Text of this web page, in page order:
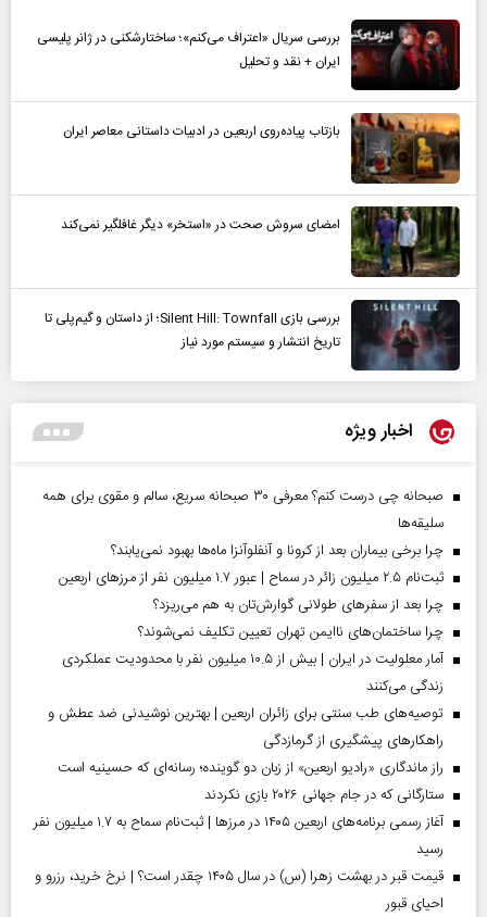
بررسی سریال «اعتراف می‌کنم»؛ ساختارشکنی در ژانر پلیسی
ایران + نقد و تحلیل
بازتاب پیاده‌روی اربعین در ادبیات داستانی معاصر ایران
امضای سروش صحت در «استخر» دیگر غافلگیر نمی‌کند
بررسی بازی Silent Hill: Townfall؛ از داستان و گیم‌پلی تا
تاریخ انتشار و سیستم مورد نیاز
اخبار ویژه
صبحانه چی درست کنم؟ معرفی ۳۰ صبحانه سریع، سالم و مقوی برای همه
سلیقه‌ها
چرا برخی بیماران بعد از کرونا و آنفلوآنزا ماه‌ها بهبود نمی‌یابند؟
ثبت‌نام ۲.۵ میلیون زائر در سماح | عبور ۱.۷ میلیون نفر از مرز‌های اربعین
چرا بعد از سفرهای طولانی گوارش‌تان به هم می‌ریزد؟
چرا ساختمان‌های ناایمن تهران تعیین تکلیف نمی‌شوند؟
آمار معلولیت در ایران | بیش از ۱۰.۵ میلیون نفر با محدودیت عملکردی
زندگی می‌کنند
توصیه‌های طب سنتی برای زائران اربعین | بهترین نوشیدنی ضد عطش و
راهکارهای پیشگیری از گرمازدگی
راز ماندگاری «رادیو اربعین» از زبان دو گوینده؛ رسانه‌ای که حسینیه است
ستارگانی که در جام جهانی ۲۰۲۶ بازی نکردند
آغاز رسمی برنامه‌های اربعین ۱۴۰۵ در مرز‌ها | ثبت‌نام سماح به ۱.۷ میلیون نفر
رسید
قیمت قبر در بهشت زهرا (س) در سال ۱۴۰۵ چقدر است؟ | نرخ خرید، رزرو و
احیای قبور